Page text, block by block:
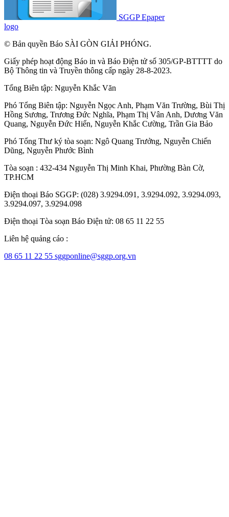
SGGP Epaper
logo
© Bản quyền Báo SÀI GÒN GIẢI PHÓNG.
Giấy phép hoạt động Báo in và Báo Điện tử số 305/GP-BTTTT do
Bộ Thông tin và Truyền thông cấp ngày 28-8-2023.
Tổng Biên tập: Nguyễn Khắc Văn
Phó Tổng Biên tập: Nguyễn Ngọc Anh, Phạm Văn Trường, Bùi Thị
Hồng Sương, Trương Đức Nghĩa, Phạm Thị Vân Anh, Dương Văn
Quang, Nguyễn Đức Hiển, Nguyễn Khắc Cường, Trần Gia Bảo
Phó Tổng Thư ký tòa soạn: Ngô Quang Trưởng, Nguyễn Chiến
Dũng, Nguyễn Phước Bình
Tòa soạn : 432-434 Nguyễn Thị Minh Khai, Phường Bàn Cờ,
TP.HCM
Điện thoại Báo SGGP: (028) 3.9294.091, 3.9294.092, 3.9294.093,
3.9294.097, 3.9294.098
Điện thoại Tòa soạn Báo Điện tử: 08 65 11 22 55
Liên hệ quảng cáo :
08 65 11 22 55 sggponline@sggp.org.vn